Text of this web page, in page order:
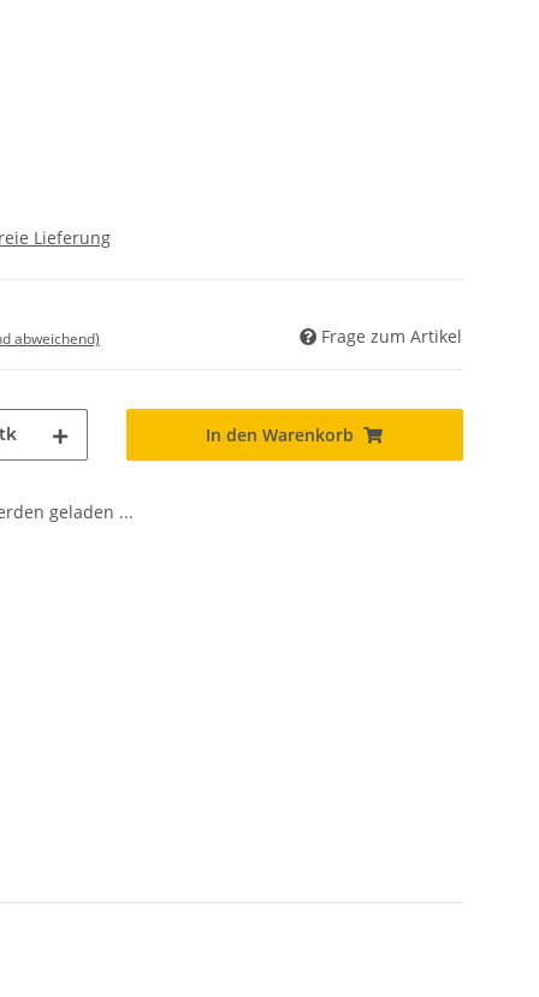
Lieferung
abweichend) Frage zum Artikel
In den Warenkorb
geladen ...